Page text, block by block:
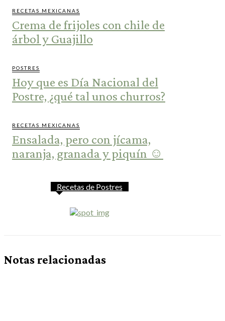
RECETAS MEXICANAS
Crema de frijoles con chile de
árbol y Guajillo
POSTRES
Hoy que es Día Nacional del
Postre, ¿qué tal unos churros?
RECETAS MEXICANAS
Ensalada, pero con jícama,
naranja, granada y piquín ☺️
Recetas de Postres
Notas relacionadas